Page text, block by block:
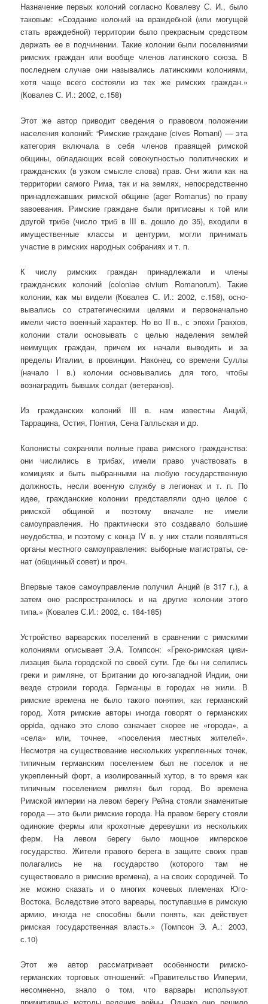
Назначение первых колоний согласно Ковалеву С. И., было
таковым: «Создание колоний на враждебной (или могущей
стать враждебной) тер­ритории было прекрасным средством
держать ее в подчинении. Такие ко­лонии были поселениями
римских граждан или вообще членов латинско­го союза. В
последнем случае они назывались латинскими колониями,
хотя чаще всего состояли из тех же римских граждан.»
(Ковалев С. И.: 2002, с.158)
Этот же автор приводит сведения о правовом положении
населения колоний: “Римские граждане (cives Romani) — эта
категория включала в себя чле­нов правящей римской
общины, обладающих всей совокупностью полити­ческих и
гражданских (в узком смысле слова) прав. Они жили как на
тер­ритории самого Рима, так и на землях, непосредственно
принадлежавших римской общине (ager Romanus) по праву
завоевания. Римские граждане были приписаны к той или
другой трибе (число триб в III в. дошло до 35), входили в
имущественные классы и центурии, могли принимать
участие в римских народных собраниях и т. п.
К числу римских граждан принадлежали и члены
гражданских коло­ний (coloniae civium Romanorum). Такие
колонии, как мы видели (Ковалев С. И.: 2002, с.158), осно­
вывались со стратегическими целями и первоначально
имели чисто во­енный характер. Но во II в., с эпохи Гракхов,
колонии стали основывать с целью наделения землей
неимущих граждан, причем их начали выво­дить и за
пределы Италии, в провинции. Наконец, со времени Суллы
(на­чало I в.) колонии основывались для того, чтобы
вознаградить бывших солдат (ветеранов).
Из гражданских колоний III в. нам известны Анций,
Таррацина, Остия, Понтия, Сена Галльская и др.
Колонисты сохраняли полные права римского гражданства:
они числи­лись в трибах, имели право участвовать в
комициях и быть выбранными на любую государственную
должность, несли военную службу в легионах и т. п. По
идее, гражданские колонии представляли одно целое с
римской общиной и поэтому вначале не имели
самоуправления. Но практически это создавало большие
неудобства, и поэтому с конца IV в. у них стали появляться
органы местного самоуправления: выборные магистраты, се­
нат (общинный совет) и проч.
Впервые такое самоуправление получил Анций (в 317 г.), а
затем оно распространилось и на другие колонии этого
типа.» (Ковалев С.И.: 2002, с. 184-185)
Устройство варварских поселений в сравнении с римскими
колониями описывает Э.А. Томпсон: «Греко-римская циви­
лизация была городской по своей сути. Где бы ни селились
греки и римля­не, от Британии до юго-западной Индии, они
везде строили города. Гер­манцы в городах не жили. В
римские времена не было такого понятия, как германский
город. Хотя римские авторы иногда говорят о германских
oppida, однако это слово означает скорее не «города», а
«села» или, точ­нее, «поселения местных жителей».
Несмотря на существование несколь­ких укрепленных точек,
типичным германским поселением был не посе­лок и не
укрепленный форт, а изолированный хутор, в то время как
типичным поселением римлян был город. Во времена
Римской империи на левом берегу Рейна стояли знаменитые
города — это были римские города. На правом берегу стояли
одинокие фермы или крохотные дере­вушки из нескольких
ферм. На левом берегу было мощное имперское
государство. Жители правого берега в защите своих прав
полагались не на государство (которого там не
существовало в римские времена), а на своих сородичей. То
же можно сказать и о многих кочевых племенах Юго-
Востока. Вследствие этого варвары, поступавшие в римскую
армию, иногда не способны были понять, как действует
римская государственная власть.» (Томпсон Э. А.: 2003,
с.10)
Этот же автор рассматривает особенности римско-
германских торговых отношений: «Правительство Империи,
несомненно, знало о том, что варвары ис­пользуют